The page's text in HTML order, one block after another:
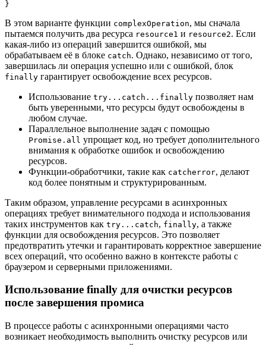
В этом варианте функции complexOperation, мы сначала
пытаемся получить два ресурса resource1 и resource2. Если
какая-либо из операций завершится ошибкой, мы
обрабатываем её в блоке catch. Однако, независимо от того,
завершилась ли операция успешно или с ошибкой, блок
finally гарантирует освобождение всех ресурсов.
Использование try...catch...finally позволяет нам
быть уверенными, что ресурсы будут освобождены в
любом случае.
Параллельное выполнение задач с помощью
Promise.all упрощает код, но требует дополнительного
внимания к обработке ошибок и освобождению
ресурсов.
Функции-обработчики, такие как catcherror, делают
код более понятным и структурированным.
Таким образом, управление ресурсами в асинхронных
операциях требует внимательного подхода и использования
таких инструментов как try...catch, finally, а также
функции для освобождения ресурсов. Это позволяет
предотвратить утечки и гарантировать корректное завершение
всех операций, что особенно важно в контексте работы с
браузером и серверными приложениями.
Использование finally для очистки ресурсов
после завершения промиса
В процессе работы с асинхронными операциями часто
возникает необходимость выполнить очистку ресурсов или